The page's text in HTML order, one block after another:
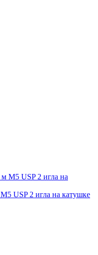
USP 2 игла на катушке